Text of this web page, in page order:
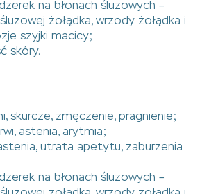
na błonach śluzowych –
żołądka, wrzody żołądka i
szyjki macicy;
skóry.
skurcze, zmęczenie, pragnienie;
astenia, arytmia;
utrata apetytu, zaburzenia
na błonach śluzowych –